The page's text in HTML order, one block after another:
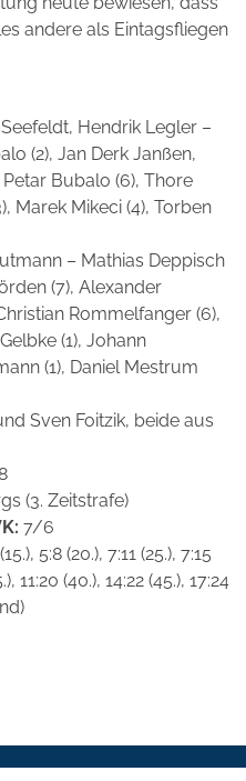
andere als Eintagsfliegen
Hendrik Legler –
(2), Jan Derk Janßen,
Bubalo (6), Thore
Marek Mikeci (4), Torben
– Mathias Deppisch
(7), Alexander
Rommelfanger (6),
(1), Johann
(1), Daniel Mestrum
Sven Foitzik, beide aus
8
(3. Zeitstrafe)
7/6
5:8 (20.), 7:11 (25.), 7:15
11:20 (40.), 14:22 (45.), 17:24